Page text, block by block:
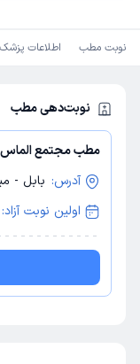
نوبت مطب اطلاعات پزشک
نوبت‌دهی مطب
مطب مجتمع الماس
آدرس: بابل -
اولین نوبت آزاد: